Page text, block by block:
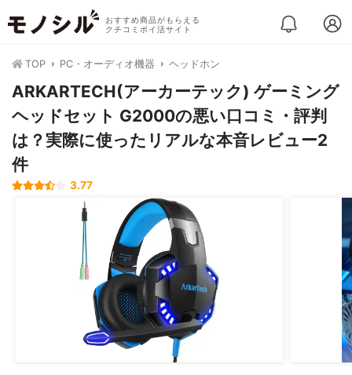
おすすめ商品がもらえる
クチコミポイ活サイト
TOP PC・オーディオ機器 ヘッドホン
ARKARTECH(アーカーテック) ゲーミング
ヘッドセット G2000の悪い口コミ・評判
は？実際に使ったリアルな本音レビュー2
件
3.77